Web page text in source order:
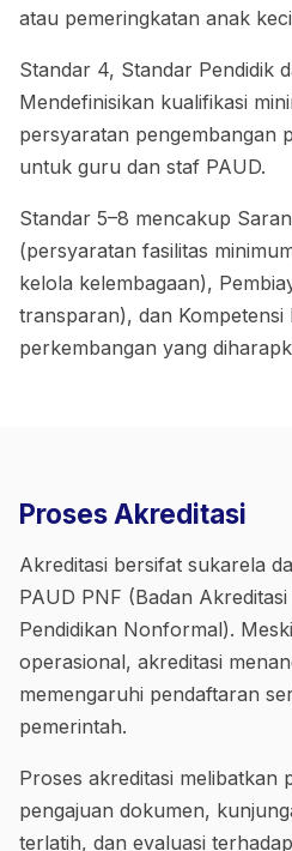
atau pemeringkatan anak
Standar 4, Standar Pendidik
Mendefinisikan kualifikasi
persyaratan pengembangan
untuk guru dan staf PAUD.
Standar 5–8 mencakup
(persyaratan fasilitas
kelola kelembagaan),
transparan), dan Kompetensi
perkembangan yang
Proses Akreditasi
Akreditasi bersifat sukarela
PAUD PNF (Badan
Pendidikan Nonformal).
operasional, akreditasi
memengaruhi pendaftaran
pemerintah.
Proses akreditasi melibatkan
pengajuan dokumen,
terlatih, dan evaluasi